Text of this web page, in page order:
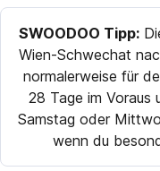
SWOODOO Tipp:
Wien-Schwechat
normalerweise für
28 Tage im Voraus
Samstag oder
wenn du